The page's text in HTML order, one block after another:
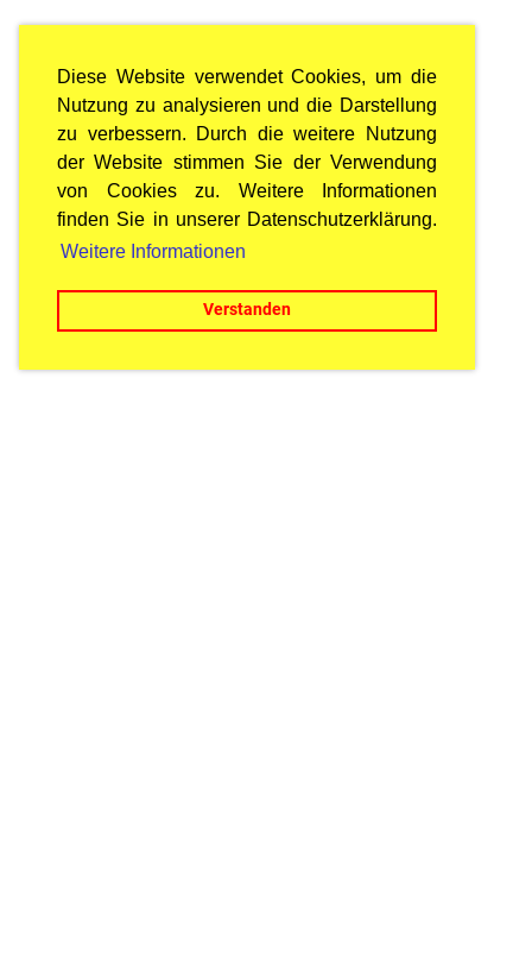
Diese Website verwendet Cookies, um die
Nutzung zu analysieren und die Darstellung
zu verbessern. Durch die weitere Nutzung
der Website stimmen Sie der Verwendung
von Cookies zu. Weitere Informationen
finden Sie in unserer Datenschutzerklärung.
Weitere Informationen
Verstanden